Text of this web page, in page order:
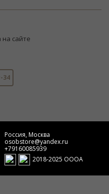
на сайте
34
Россия, Москва
osobstore@yandex.ru
+79160085939
2018-2025 ОООА